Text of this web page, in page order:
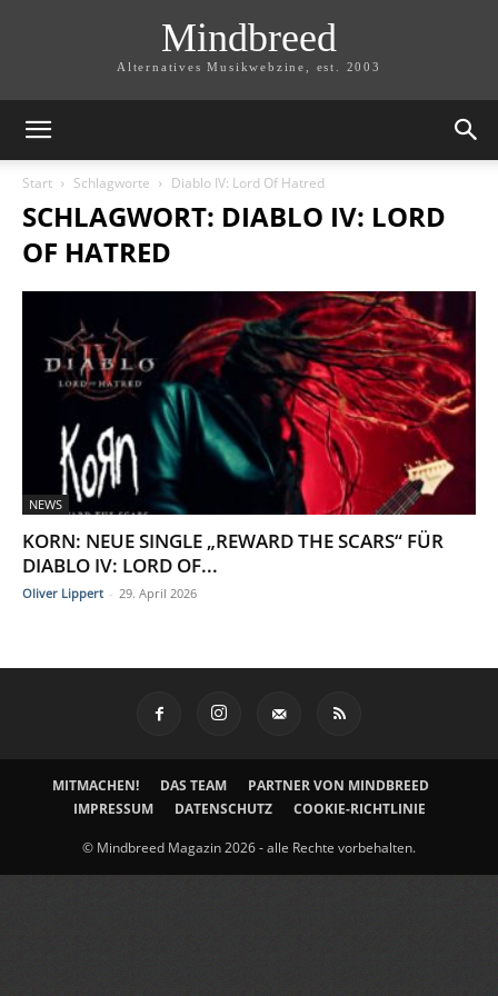
Mindbreed
Alternatives Musikwebzine, est. 2003
Start Schlagworte Diablo IV: Lord Of Hatred
SCHLAGWORT: DIABLO IV: LORD
OF HATRED
NEWS
KORN: NEUE SINGLE „REWARD THE SCARS“ FÜR
DIABLO IV: LORD OF...
Oliver Lippert - 29. April 2026
MITMACHEN! DAS TEAM
PARTNER VON MINDBREED
IMPRESSUM
DATENSCHUTZ COOKIE-RICHTLINIE
© Mindbreed Magazin 2026 - alle Rechte vorbehalten.